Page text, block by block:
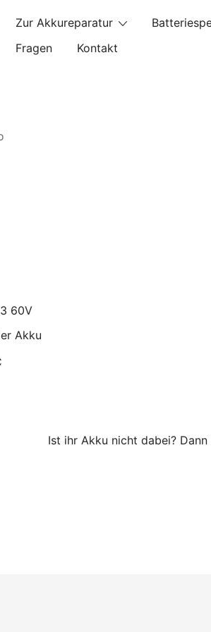
Reparatur Kapazitätstest
Zur Akkureparatur
Fragen
Kontakt
60V
Akku
Ist ihr Akku nicht dabei?